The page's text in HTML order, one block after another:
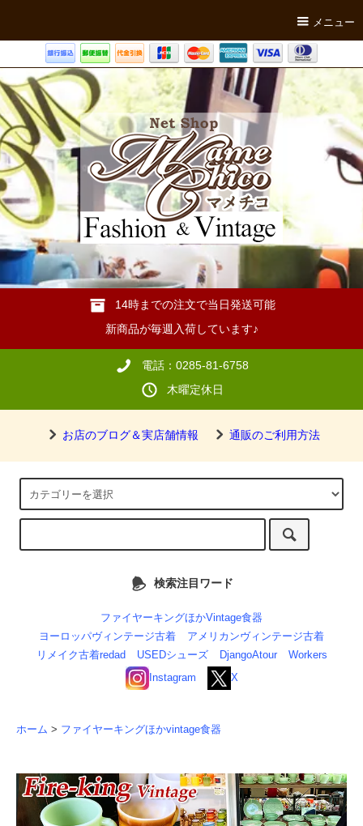
メニュー
14時までの注文で当日発送可能
新商品が毎週入荷しています♪
電話：0285-81-6758
木曜定休日
お店のブログ＆実店舗情報 通販のご利用方法
検索注目ワード
ファイヤーキングほかVintage食器
ヨーロッパヴィンテージ古着
アメリカンヴィンテージ古着
リメイク古着redad
USEDシューズ DjangoAtour
Workers
Instagram
X
ホーム > ファイヤーキングほかvintage食器